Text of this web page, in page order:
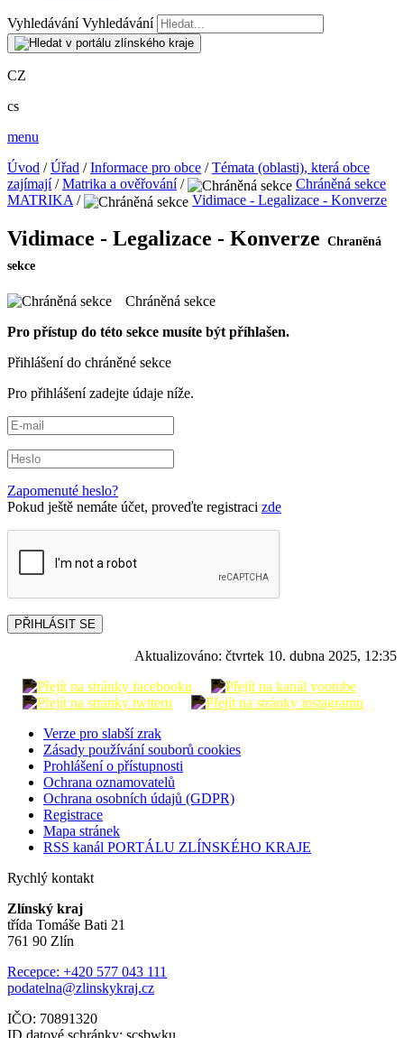
Vyhledávání Vyhledávání
CZ
cs
menu
Úvod /Úřad /Informace pro obce /Témata (oblasti), která obce
zajímají/Matrika a ověřování/
Chráněná sekce
MATRIKA / Vidimace - Legalizace - Konverze
Vidimace - Legalizace - Konverze
Chráněná sekce
Pro přístup do této sekce musíte být příhlašen.
Přihlášení do chráněné sekce
Pro přihlášení zadejte údaje níže.
Zapomenuté heslo?
Pokud ještě nemáte účet, proveďte registraci zde
PŘIHLÁSIT SE
Aktualizováno: čtvrtek 10. dubna 2025, 12:35
Verze pro slabší zrak
Zásady používání souborů cookies
Prohlášení o přístupnosti
Ochrana oznamovatelů
Ochrana osobních údajů (GDPR)
Registrace
Mapa stránek
RSS kanál PORTÁLU ZLÍNSKÉHO KRAJE
Rychlý kontakt
Zlínský kraj
třída Tomáše Bati 21
761 90 Zlín
Recepce: +420 577 043 111
podatelna@zlinskykraj.cz
IČO: 70891320
ID datové schránky: scsbwku